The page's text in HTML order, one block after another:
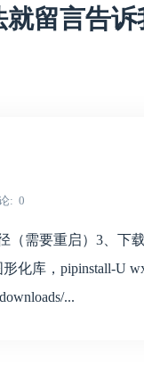
留言告诉
0
（需要重启）3、下
化库，pipinstall-U
...